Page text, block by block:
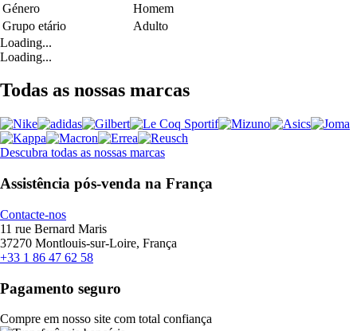
Género
Homem
Grupo etário
Adulto
Loading...
Loading...
Todas as nossas marcas
Descubra todas as nossas marcas
Assistência pós-venda na França
Contacte-nos
11 rue Bernard Maris
37270 Montlouis-sur-Loire, França
+33 1 86 47 62 58
Pagamento seguro
Compre em nosso site com total confiança